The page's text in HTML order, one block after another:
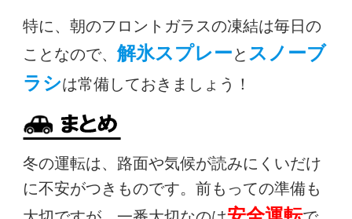
特に、朝のフロントガラスの凍結は毎日の
ことなので、 解氷スプレーと スノーブ
ラシは常備しておきましょう！
冬の運転は、路面や気候が読みにくいだけ
に不安がつきものです。前もっての準備も